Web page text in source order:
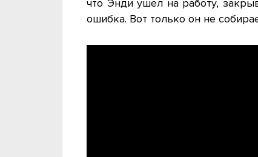
что Энди ушел на работу,
ошибка. Вот только он не